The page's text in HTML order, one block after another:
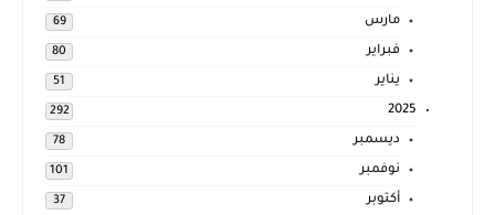
مارس 69
فبراير 80
يناير 51
2025
292
ديسمبر 78
نوفمبر 101
أكتوبر 37